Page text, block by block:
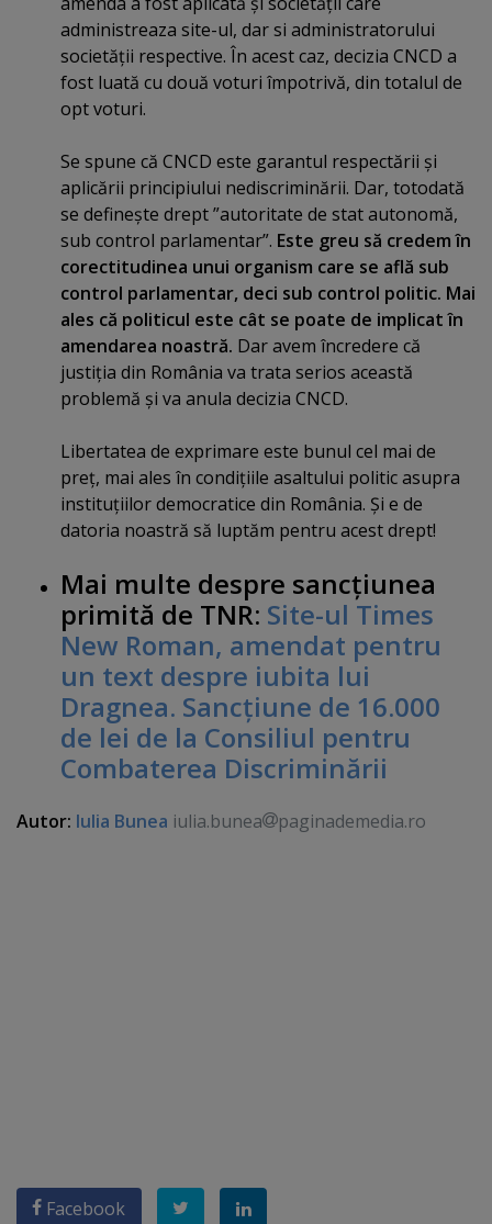
administreaza site-ul, dar si administratorului
societăţii respective. În acest caz, decizia CNCD a
fost luată cu două voturi împotrivă, din totalul de
opt voturi.
Se spune că CNCD este garantul respectării şi
aplicării principiului nediscriminării. Dar, totodată
se defineşte drept ”autoritate de stat autonomă,
sub control parlamentar”. Este greu să credem în
corectitudinea unui organism care se află sub
control parlamentar, deci sub control politic. Mai
ales că politicul este cât se poate de implicat în
amendarea noastră. Dar avem încredere că
justiţia din România va trata serios această
problemă şi va anula decizia CNCD.
Libertatea de exprimare este bunul cel mai de
preţ, mai ales în condiţiile asaltului politic asupra
instituţiilor democratice din România. Şi e de
datoria noastră să luptăm pentru acest drept!
Mai multe despre sancţiunea
primită de TNR: Site-ul Times
New Roman, amendat pentru
un text despre iubita lui
Dragnea. Sancţiune de 16.000
de lei de la Consiliul pentru
Combaterea Discriminării
Autor: Iulia Bunea iulia.bunea paginademedia.ro
Facebook